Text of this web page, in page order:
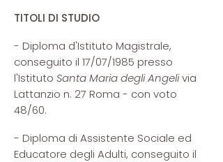
TITOLI DI STUDIO
- Diploma d'Istituto Magistrale,
conseguito il 17/07/1985 presso
l'Istituto Santa Maria degli Angelivia
Lattanzio n. 27 Roma - con voto
48/60.
- Diploma di Assistente Sociale ed
Educatore degli Adulti, conseguito il